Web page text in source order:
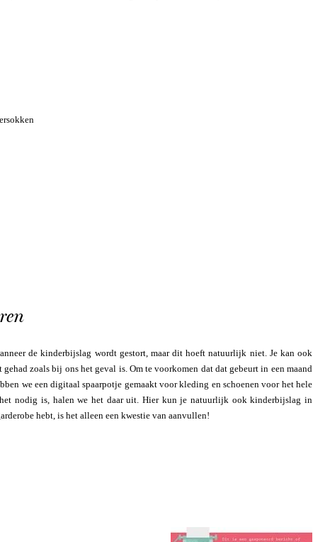
de kinderbijslag wordt gestort, maar dit hoeft natuurlijk niet. Je kan ook
zoals bij ons het geval is. Om te voorkomen dat dat gebeurt in een maand
we een digitaal spaarpotje gemaakt voor kleding en schoenen voor het hele
nodig is, halen we het daar uit. Hier kun je natuurlijk ook kinderbijslag in
hebt, is het alleen een kwestie van aanvullen!